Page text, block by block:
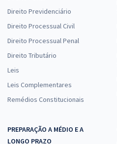
Direito Previdenciário
Direito Processual Civil
Direito Processual Penal
Direito Tributário
Leis
Leis Complementares
Remédios Constitucionais
PREPARAÇÃO A MÉDIO E A
LONGO PRAZO